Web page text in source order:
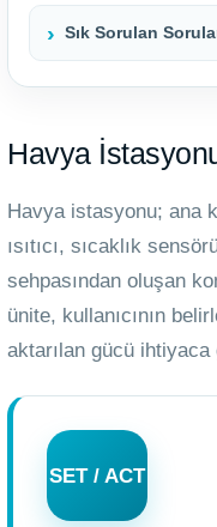
Sık Sorulan
Havya
Havya istasyonu; ana
ısıtıcı, sıcaklık
sehpasından oluşan
ünite, kullanıcının
aktarılan gücü ihtiyaca
SET / ACT